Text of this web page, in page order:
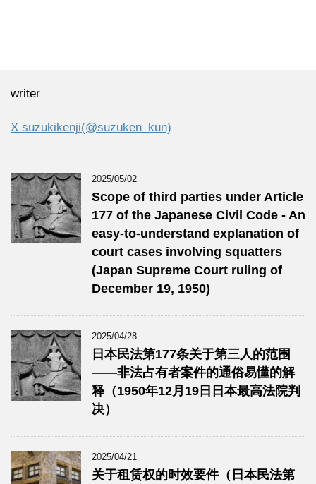
writer
X suzukikenji(@suzuken_kun)
2025/05/02
Scope of third parties under Article
177 of the Japanese Civil Code - An
easy-to-understand explanation of
court cases involving squatters
(Japan Supreme Court ruling of
December 19, 1950)
2025/04/28
日本民法第177条关于第三人的范围
——非法占有者案件的通俗易懂的解
释（1950年12月19日日本最高法院判
决）
2025/04/21
关于租赁权的时效要件（日本民法第